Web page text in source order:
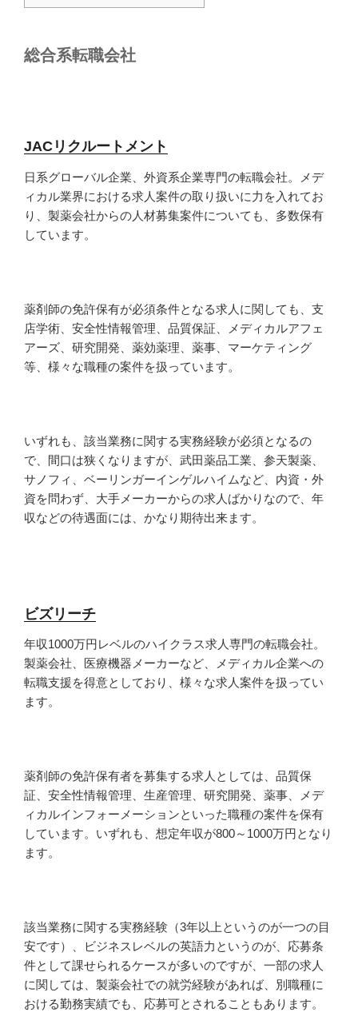
総合系転職会社
JACリクルートメント
日系グローバル企業、外資系企業専門の転職会社。メデ
ィカル業界における求人案件の取り扱いに力を入れてお
り、製薬会社からの人材募集案件についても、多数保有
しています。
薬剤師の免許保有が必須条件となる求人に関しても、支
店学術、安全性情報管理、品質保証、メディカルアフェ
アーズ、研究開発、薬効薬理、薬事、マーケティング
等、様々な職種の案件を扱っています。
いずれも、該当業務に関する実務経験が必須となるの
で、間口は狭くなりますが、武田薬品工業、参天製薬、
サノフィ、ベーリンガーインゲルハイムなど、内資・外
資を問わず、大手メーカーからの求人ばかりなので、年
収などの待遇面には、かなり期待出来ます。
ビズリーチ
年収1000万円レベルのハイクラス求人専門の転職会社。
製薬会社、医療機器メーカーなど、メディカル企業への
転職支援を得意としており、様々な求人案件を扱ってい
ます。
薬剤師の免許保有者を募集する求人としては、品質保
証、安全性情報管理、生産管理、研究開発、薬事、メデ
ィカルインフォーメーションといった職種の案件を保有
しています。いずれも、想定年収が800～1000万円となり
ます。
該当業務に関する実務経験（3年以上というのが一つの目
安です）、ビジネスレベルの英語力というのが、応募条
件として課せられるケースが多いのですが、一部の求人
に関しては、製薬会社での就労経験があれば、別職種に
おける勤務実績でも、応募可とされることもあります。